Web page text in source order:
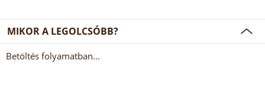
MIKOR A LEGOLCSÓBB?
Betöltés folyamatban...